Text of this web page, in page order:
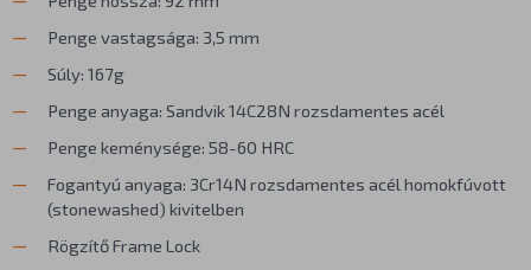
Penge vastagsága: 3,5 mm
Súly: 167g
Penge anyaga: Sandvik 14C28N rozsdamentes acél
Penge keménysége: 58-60 HRC
Fogantyú anyaga: 3Cr14N rozsdamentes acél homokfúvott
(stonewashed) kivitelben
Rögzítő Frame Lock